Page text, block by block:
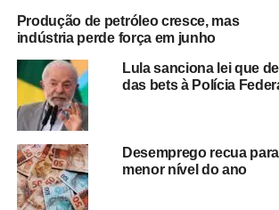
exportadoras a manter investimentos,
às mudanças no cenário internacional.
A ampliação dos recursos também é vista
tentativa do governo de minimizar os
comerciais globais sobre a economia
ligados à indústria, agronegócio e
estar entre os principais beneficiados
Produção de petróleo cresce, mas
indústria perde força em junho
Lula sanciona lei que
das bets à Polícia
Desemprego recua
menor nível do ano